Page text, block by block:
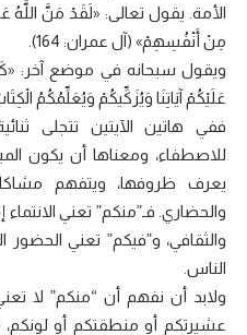
الأمة. يقول تعالى: «لَقَدْ مَنَّ
مِنْ أَنْفُسِهِمْ» (آل عمران: 164).
ويقول سبحانه في موضع آخر:
عَلَيْكُمْ آيَاتِنَا وَيُزَكِّيكُمْ وَيُعَلِّمُكُمُ الْكِتَابَ
ففي هاتين الآيتين تتجلى
للاصطفاء، ومعناها أن يكون
يعرف ظروفها، ويتفهم
والحضاري. فـ”منكم” تعني
والثقافي، و”فيكم” تعني الحضور
الناس.
ولابد أن نفهم أن “منكم” لا
عشيرتكم أو منطقتكم أو